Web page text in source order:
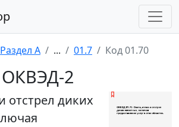
Раздел A ... 01.7 Код 01.70
ОКВЭД-2
отстрел диких